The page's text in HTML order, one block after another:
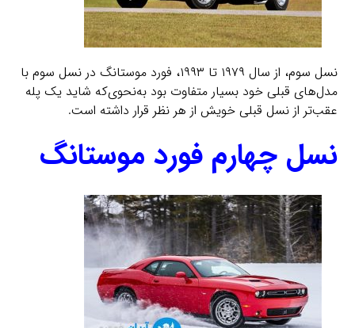
نسل سوم، از سال ۱۹۷۹ تا ۱۹۹۳، فورد موستانگ در نسل سوم با
مدل‌های قبلی خود بسیار متفاوت بود به‌نحوی‌که شاید یک پله
عقب‌تر از نسل قبلی خویش از هر نظر قرار داشته است.
نسل چهارم فورد موستانگ